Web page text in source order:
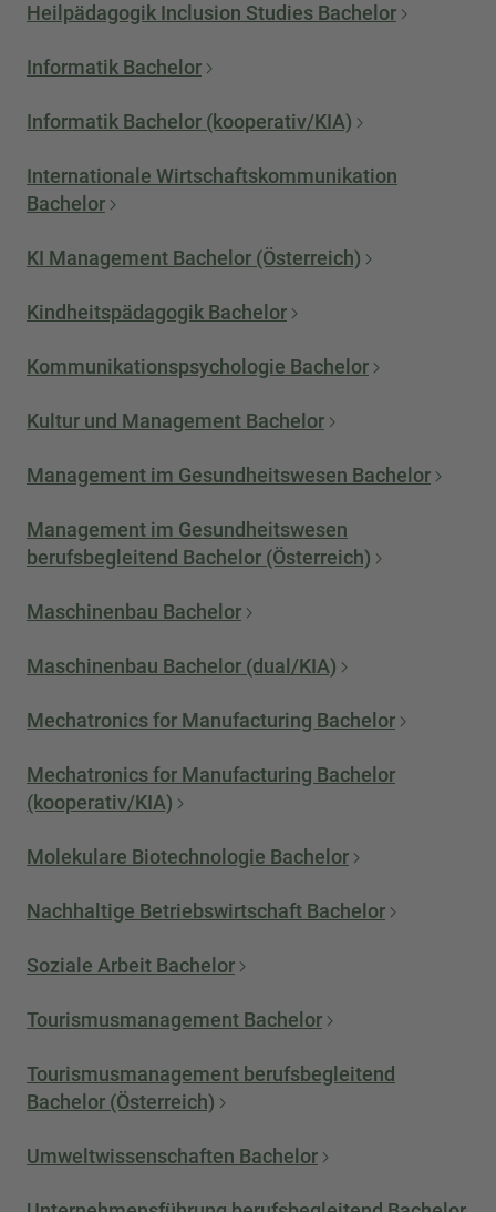
Heilpädagogik Inclusion Studies Bachelor
Informatik Bachelor
Informatik Bachelor (kooperativ/KIA)
Internationale Wirtschaftskommunikation
Bachelor
KI Management Bachelor (Österreich)
Kindheitspädagogik Bachelor
Kommunikationspsychologie Bachelor
Kultur und Management Bachelor
Management im Gesundheitswesen Bachelor
Management im Gesundheitswesen
berufsbegleitend Bachelor (Österreich)
Maschinenbau Bachelor
Maschinenbau Bachelor (dual/KIA)
Mechatronics for Manufacturing Bachelor
Mechatronics for Manufacturing Bachelor
(kooperativ/KIA)
Molekulare Biotechnologie Bachelor
Nachhaltige Betriebswirtschaft Bachelor
Soziale Arbeit Bachelor
Tourismusmanagement Bachelor
Tourismusmanagement berufsbegleitend
Bachelor (Österreich)
Umweltwissenschaften Bachelor